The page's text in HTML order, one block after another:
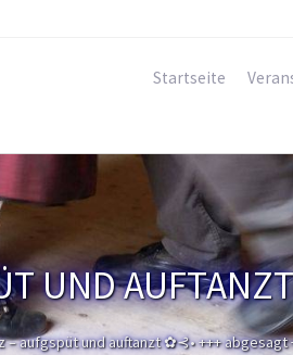
Startseite
UND
aufgspüt und auftanzt ✿⊰• +++ abgesagt